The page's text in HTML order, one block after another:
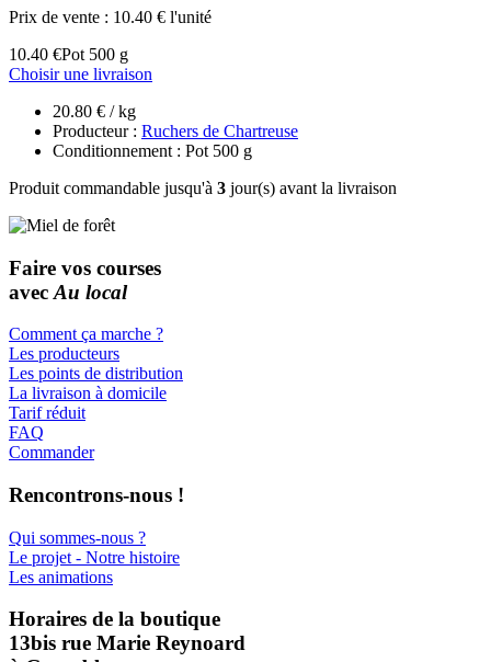
Prix de vente : 10.40 € l'unité
10.40 €Pot 500 g
Choisir une livraison
20.80 € / kg
Producteur : Ruchers de Chartreuse
Conditionnement : Pot 500 g
Produit commandable jusqu'à 3 jour(s) avant la livraison
Faire vos courses
avec Au local
Comment ça marche ?
Les producteurs
Les points de distribution
La livraison à domicile
Tarif réduit
FAQ
Commander
Rencontrons-nous !
Qui sommes-nous ?
Le projet - Notre histoire
Les animations
Horaires de la boutique
13bis rue Marie Reynoard